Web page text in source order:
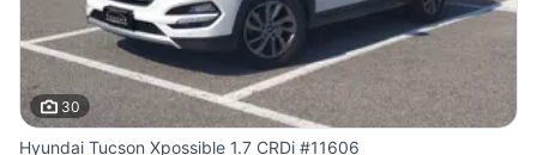
30
Hyundai Tucson Xpossible 1.7 CRDi #11606